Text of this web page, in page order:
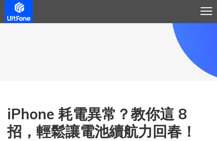
iPhone 耗電異常？教你這 8
招，輕鬆讓電池續航力回春！